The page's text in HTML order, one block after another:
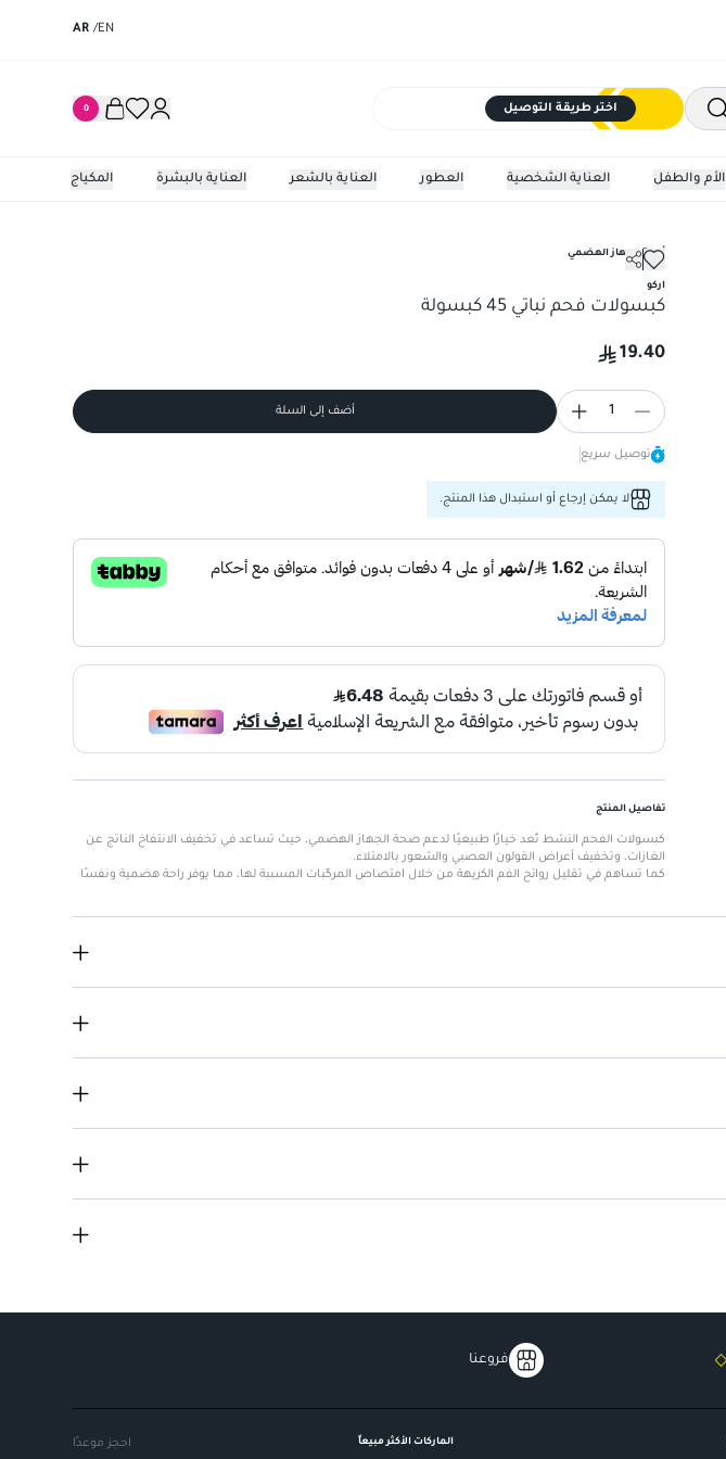
EN
/
AR
اختر طريقة التوصيل 0
المكياج العناية بالبشرة العناية بالشعر العطور العناية الشخصية الأم والطفل
كبسولات فحم نباتي 45 كبسولة
أدوية الجهاز الهضمي
اركو
كبسولات فحم نباتي 45 كبسولة
19.40
1 أضف إلى السلة
توصيل سريع
لا يمكن إرجاع أو استبدال هذا المنتج.
تفاصيل المنتج
كبسولات الفحم النشط تُعد خيارًا طبيعيًا لدعم صحة الجهاز الهضمي، حيث تساعد في تخفيف الانتفاخ الناتج عن
الغازات، وتخفيف أعراض القولون العصبي والشعور بالامتلاء.
كما تساهم في تقليل روائح الفم الكريهة من خلال امتصاص المركّبات المسببة لها، مما يوفر راحة هضمية ونفسًا
فروعنا
الماركات الأكثر مبيعاً احجز موعدًا